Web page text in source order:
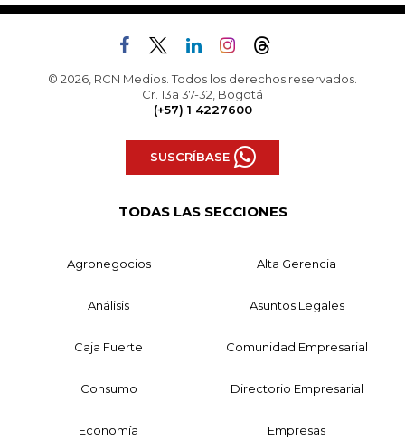
© 2026, RCN Medios. Todos los derechos reservados.
Cr. 13a 37-32, Bogotá
(+57) 1 4227600
SUSCRÍBASE
TODAS LAS SECCIONES
Agronegocios Alta Gerencia
Análisis Asuntos Legales
Caja Fuerte Comunidad Empresarial
Consumo Directorio Empresarial
Economía Empresas